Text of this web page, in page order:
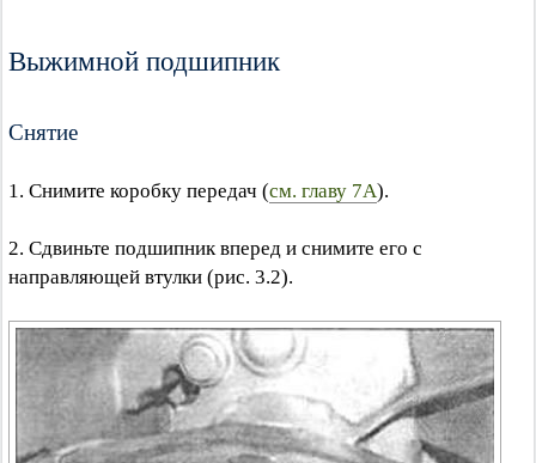
Выжимной подшипник
Снятие
1. Снимите коробку передач (см. главу 7А).
2. Сдвиньте подшипник вперед и снимите его с
направляющей втулки (рис. 3.2).